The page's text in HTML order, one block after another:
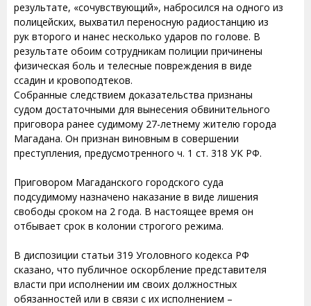
результате, «сочувствующий», набросился на одного из
полицейских, выхватил переносную радиостанцию из
рук второго и нанес несколько ударов по голове. В
результате обоим сотрудникам полиции причинены
физическая боль и телесные повреждения в виде
ссадин и кровоподтеков.
Собранные следствием доказательства признаны
судом достаточными для вынесения обвинительного
приговора ранее судимому 27-летнему жителю города
Магадана. Он признан виновным в совершении
преступления, предусмотренного ч. 1 ст. 318 УК РФ.
Приговором Магаданского городского суда
подсудимому назначено наказание в виде лишения
свободы сроком на 2 года. В настоящее время он
отбывает срок в колонии строгого режима.
В диспозиции статьи 319 Уголовного кодекса РФ
сказано, что публичное оскорбление представителя
власти при исполнении им своих должностных
обязанностей или в связи с их исполнением –